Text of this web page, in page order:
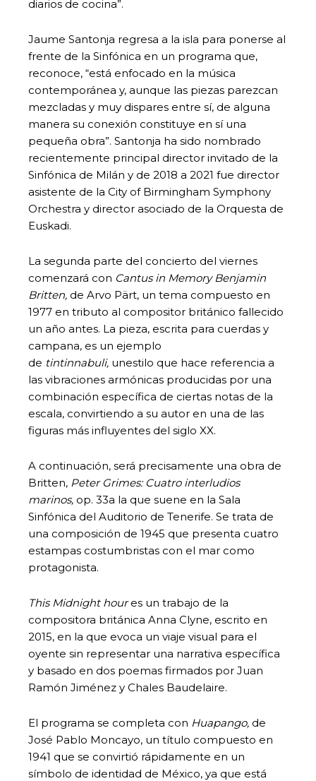
diarios de cocina”.
Jaume Santonja regresa a la isla para ponerse al
frente de la Sinfónica en un programa que,
reconoce, “está enfocado en la música
contemporánea y, aunque las piezas parezcan
mezcladas y muy dispares entre sí, de alguna
manera su conexión constituye en sí una
pequeña obra”. Santonja ha sido nombrado
recientemente principal director invitado de la
Sinfónica de Milán y de 2018 a 2021 fue director
asistente de la City of Birmingham Symphony
Orchestra y director asociado de la Orquesta de
Euskadi.
La segunda parte del concierto del viernes
comenzará con Cantus in Memory Benjamin
Britten, de Arvo Pärt, un tema compuesto en
1977 en tributo al compositor británico fallecido
un año antes. La pieza, escrita para cuerdas y
campana, es un ejemplo
de tintinnabuli, unestilo que hace referencia a
las vibraciones armónicas producidas por una
combinación específica de ciertas notas de la
escala, convirtiendo a su autor en una de las
figuras más influyentes del siglo XX.
A continuación, será precisamente una obra de
Britten, Peter Grimes: Cuatro interludios
marinos, op. 33a la que suene en la Sala
Sinfónica del Auditorio de Tenerife. Se trata de
una composición de 1945 que presenta cuatro
estampas costumbristas con el mar como
protagonista.
This Midnight houres un trabajo de la
compositora británica Anna Clyne, escrito en
2015, en la que evoca un viaje visual para el
oyente sin representar una narrativa específica
y basado en dos poemas firmados por Juan
Ramón Jiménez y Chales Baudelaire.
El programa se completa con Huapango, de
José Pablo Moncayo, un título compuesto en
1941 que se convirtió rápidamente en un
símbolo de identidad de México, ya que está